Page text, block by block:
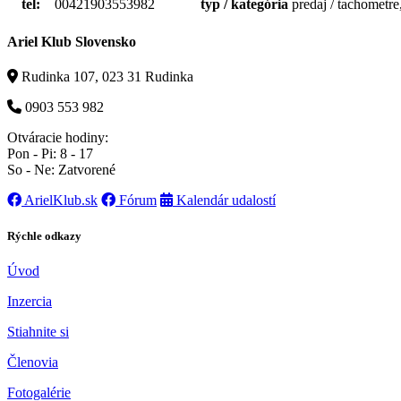
tel:
00421903553982 typ / kategória predaj /
Ariel Klub Slovensko
Rudinka 107, 023 31 Rudinka
0903 553 982
Otváracie hodiny:
Pon - Pi: 8 - 17
So - Ne: Zatvorené
ArielKlub.sk
Fórum Kalendár udalostí
Rýchle odkazy
Úvod
Inzercia
Stiahnite si
Členovia
Fotogalérie